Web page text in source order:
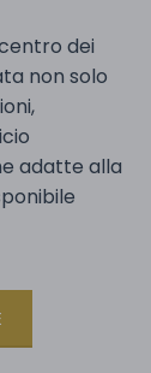
dei
non solo
adatte alla